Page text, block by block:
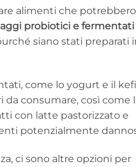
alimenti che potrebbero
probiotici e fermentati
siano stati preparati
come lo yogurt e il
consumare, così come
con latte pastorizzato e
potenzialmente
ci sono altre opzioni per